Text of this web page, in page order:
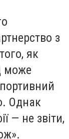
з
як
може
Однак
— не звіти,